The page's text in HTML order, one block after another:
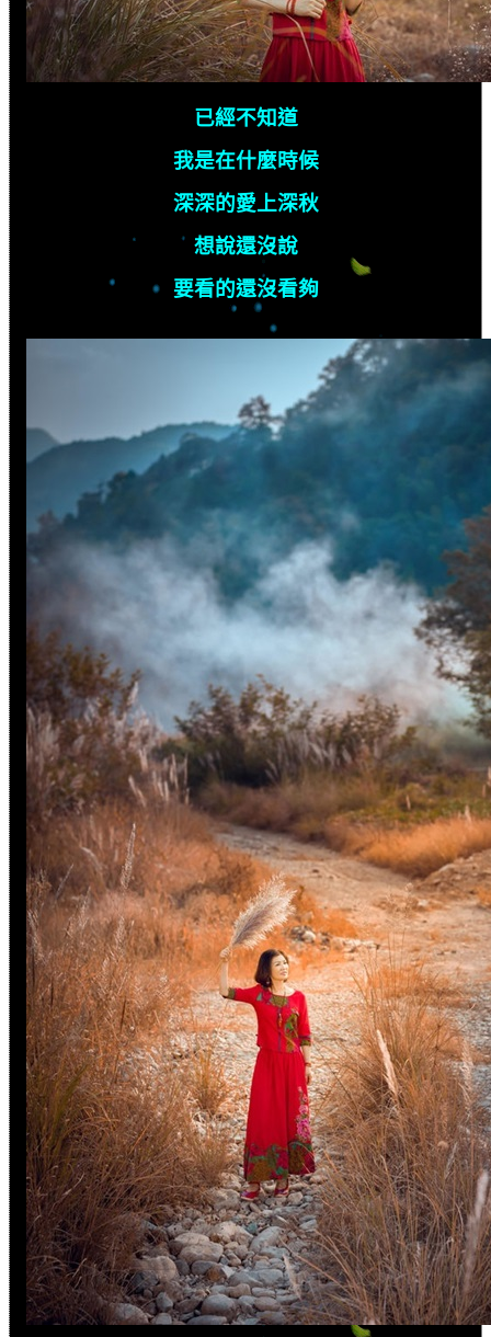
已經不知道
我是在什麼時候
深深的愛上深秋
想說還沒說
要看的還沒看夠